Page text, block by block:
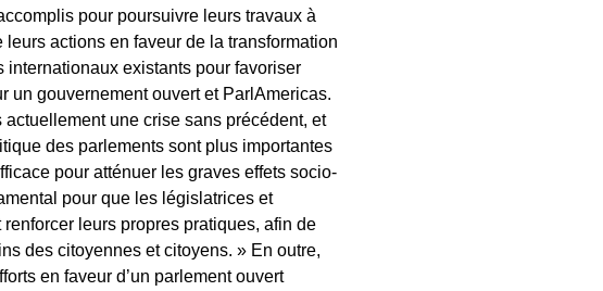
pour poursuivre leurs travaux à
actions en faveur de la transformation
internationaux existants pour favoriser
un gouvernement ouvert et ParlAmericas.
une crise sans précédent, et
des parlements sont plus importantes
pour atténuer les graves effets socio-
pour que les législatrices et
leurs propres pratiques, afin de
des citoyennes et citoyens. » En outre,
en faveur d’un parlement ouvert